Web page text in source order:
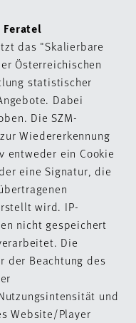
das "Skalierbare
Österreichischen
statistischer
Dabei
Die SZM-
Wiedererkennung
entweder ein Cookie
eine Signatur, die
wird. IP-
nicht gespeichert
Die
der Beachtung des
und
Website/Player